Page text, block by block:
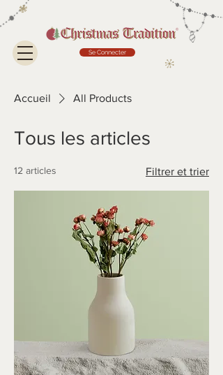
Se Connecter
Accueil All Products
Tous les articles
12 articles Filtrer et trier